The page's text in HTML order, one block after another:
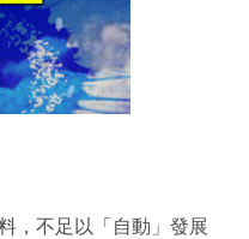
，不足以「自動」發展